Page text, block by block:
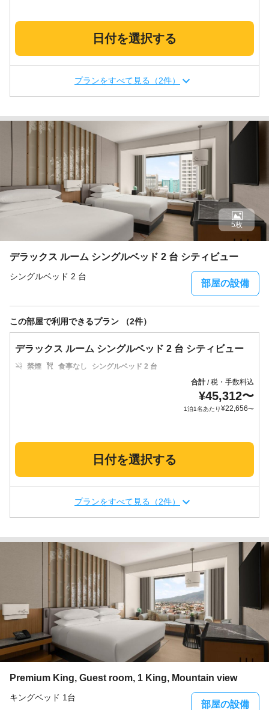
日付を選択する
プランをすべて見る（2件）
デラックス ルーム シングルベッド 2 台 シティビュー
シングルベッド 2 台
部屋の設備
5枚
この部屋で利用できるプラン （2件）
デラックス ルーム シングルベッド 2 台 シティビュー
禁煙 食事なし
シングルベッド 2 台
合計/税・手数料込
¥45,312〜
1泊1名あたり¥22,656〜
日付を選択する
プランをすべて見る（2件）
Premium King, Guest room, 1 King, Mountain view
キングベッド 1台
部屋の設備